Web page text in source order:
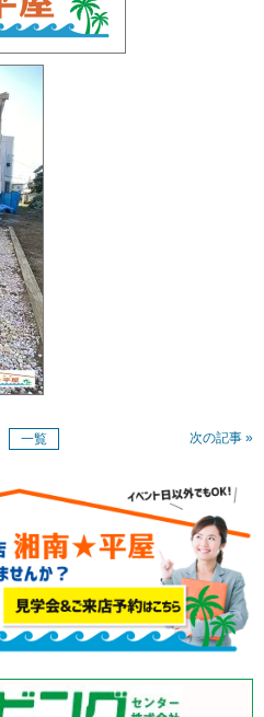
一覧 次の記事 »